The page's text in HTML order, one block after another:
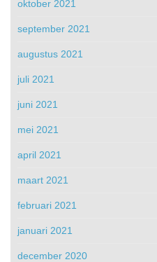
oktober 2021
september 2021
augustus 2021
juli 2021
juni 2021
mei 2021
april 2021
maart 2021
februari 2021
januari 2021
december 2020